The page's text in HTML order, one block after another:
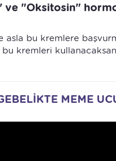
"Oksitosin"
asla bu kremlere
bu kremleri
MEME